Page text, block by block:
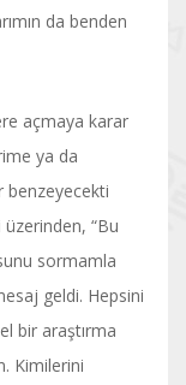
da benden
açmaya karar
ya da
benzeyecekti
“Bu
sormamla
geldi. Hepsini
bir araştırma
Kimilerini